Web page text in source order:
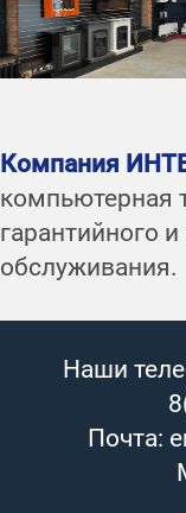
Компания
компьютерная
гарантийного
обслуживания.
Наши
Почта: